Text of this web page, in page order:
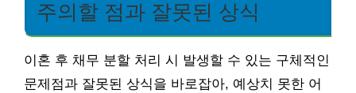
주의할 점과 잘못된 상식
이혼 후 채무 분할 처리 시 발생할 수 있는 구체적인
문제점과 잘못된 상식을 바로잡아, 예상치 못한 어